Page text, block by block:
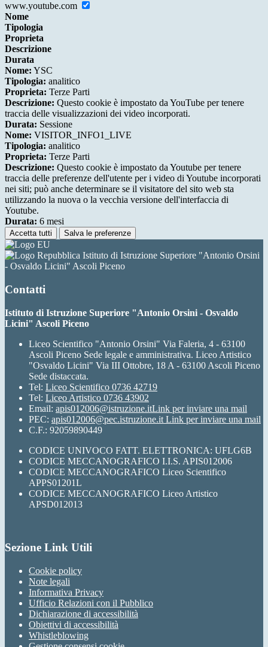
www.youtube.com
Nome
Tipologia
Proprieta
Descrizione
Durata
Nome: YSC
Tipologia: analitico
Proprieta: Terze Parti
Descrizione: Questo cookie è impostato da YouTube per tenere
traccia delle visualizzazioni dei video incorporati.
Durata: Sessione
Nome: VISITOR_INFO1_LIVE
Tipologia: analitico
Proprieta: Terze Parti
Descrizione: Questo cookie è impostato da Youtube per tenere
traccia delle preferenze dell'utente per i video di Youtube incorporati
nei siti; può anche determinare se il visitatore del sito web sta
utilizzando la nuova o la vecchia versione dell'interfaccia di
Youtube.
Durata: 6 mesi
Accetta tutti Salva le preferenze
Istituto di Istruzione Superiore "Antonio Orsini
- Osvaldo Licini" Ascoli Piceno
Contatti
Istituto di Istruzione Superiore "Antonio Orsini - Osvaldo
Licini" Ascoli Piceno
Liceo Scientifico "Antonio Orsini" Via Faleria, 4 - 63100
Ascoli Piceno Sede legale e amministrativa. Liceo Artistico
"Osvaldo Licini" Via III Ottobre, 18 A - 63100 Ascoli Piceno
Sede distaccata.
Tel: Liceo Scientifico 0736 42719
Tel: Liceo Artistico 0736 43902
Email: apis012006@istruzione.itLink per inviare una mail
PEC: apis012006@pec.istruzione.it Link per inviare una mail
C.F.: 92059890449
CODICE UNIVOCO FATT. ELETTRONICA: UFLG6B
CODICE MECCANOGRAFICO I.I.S. APIS012006
CODICE MECCANOGRAFICO Liceo Scientifico
APPS01201L
CODICE MECCANOGRAFICO Liceo Artistico
APSD012013
Sezione Link Utili
Cookie policy
Note legali
Informativa Privacy
Ufficio Relazioni con il Pubblico
Dichiarazione di accessibilità
Obiettivi di accessibilità
Whistleblowing